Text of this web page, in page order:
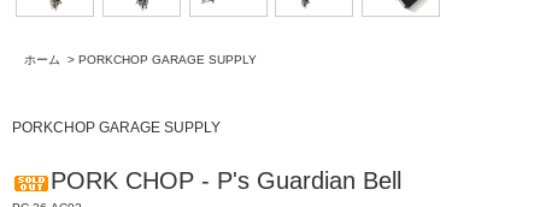
ホーム > PORKCHOP GARAGE SUPPLY
PORKCHOP GARAGE SUPPLY
PORK CHOP - P's Guardian Bell